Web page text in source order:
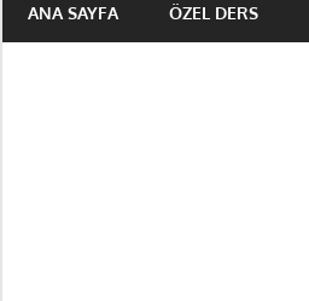
Halka
ANA SAYFA ÖZEL DERS